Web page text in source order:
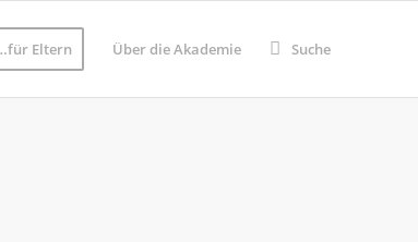
Eltern Über die Akademie Suche